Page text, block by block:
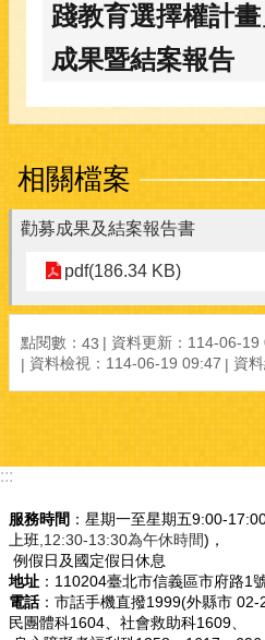
踐教育選擇權計
成果暨結案報告
相關檔案
勸募成果及結案報告書
pdf(186.34 KB)
點閱數： 43
資料更新：114-06-19
資料檢視：114-06-19 09:47
資
:::
服務時間 ：星期一至星期五9:00-
上班 ,12:30-13:30為午休時間)，
例假日及國定假日休息
地址 ：110204臺北市信義區市府路1
電話：市話手機直撥1999(外縣市
民團體科1604、社會救助科1609、